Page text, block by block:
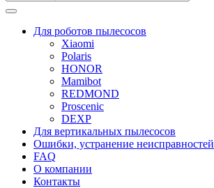
Для роботов пылесосов
Xiaomi
Polaris
HONOR
Mamibot
REDMOND
Proscenic
DEXP
Для вертикальных пылесосов
Ошибки, устранение неисправностей
FAQ
О компании
Контакты